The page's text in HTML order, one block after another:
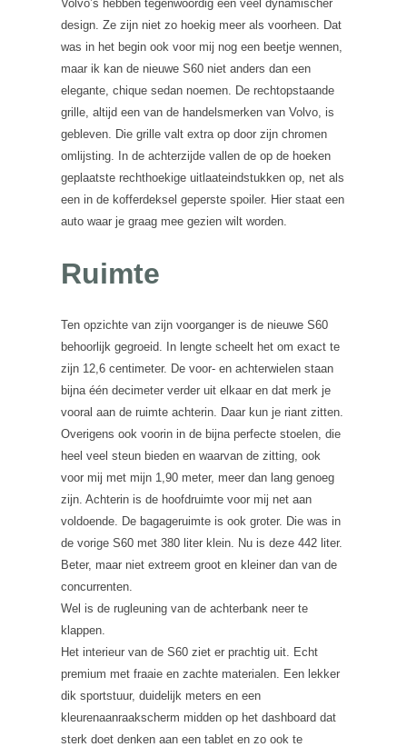
Volvo’s hebben tegenwoordig een veel dynamischer
design. Ze zijn niet zo hoekig meer als voorheen. Dat
was in het begin ook voor mij nog een beetje wennen,
maar ik kan de nieuwe S60 niet anders dan een
elegante, chique sedan noemen. De rechtopstaande
grille, altijd een van de handelsmerken van Volvo, is
gebleven. Die grille valt extra op door zijn chromen
omlijsting. In de achterzijde vallen de op de hoeken
geplaatste rechthoekige uitlaateindstukken op, net als
een in de kofferdeksel geperste spoiler. Hier staat een
auto waar je graag mee gezien wilt worden.
Ruimte
Ten opzichte van zijn voorganger is de nieuwe S60
behoorlijk gegroeid. In lengte scheelt het om exact te
zijn 12,6 centimeter. De voor- en achterwielen staan
bijna één decimeter verder uit elkaar en dat merk je
vooral aan de ruimte achterin. Daar kun je riant zitten.
Overigens ook voorin in de bijna perfecte stoelen, die
heel veel steun bieden en waarvan de zitting, ook
voor mij met mijn 1,90 meter, meer dan lang genoeg
zijn. Achterin is de hoofdruimte voor mij net aan
voldoende. De bagageruimte is ook groter. Die was in
de vorige S60 met 380 liter klein. Nu is deze 442 liter.
Beter, maar niet extreem groot en kleiner dan van de
concurrenten.
Wel is de rugleuning van de achterbank neer te
klappen.
Het interieur van de S60 ziet er prachtig uit. Echt
premium met fraaie en zachte materialen. Een lekker
dik sportstuur, duidelijk meters en een
kleurenaanraakscherm midden op het dashboard dat
sterk doet denken aan een tablet en zo ook te